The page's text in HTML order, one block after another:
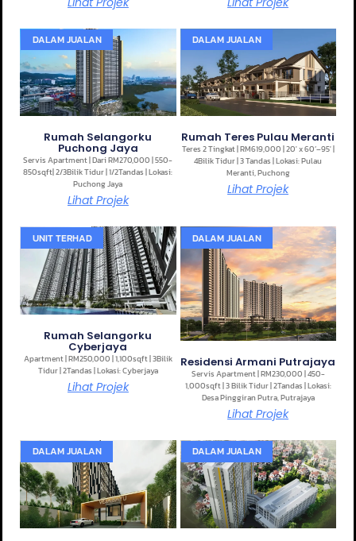
DALAM JUALAN
Rumah Selangorku
Puchong Jaya
Servis Apartment | Dari RM270,000 | 550-
850sqft| 2/3Bilik Tidur | 1/2Tandas | Lokasi:
Puchong Jaya
Lihat Projek
DALAM JUALAN
Rumah Teres Pulau Meranti
Teres 2 Tingkat | RM619,000 | 20′ x 60’–95′ |
4Bilik Tidur | 3 Tandas | Lokasi: Pulau
Meranti, Puchong
Lihat Projek
UNIT TERHAD
Rumah Selangorku
Cyberjaya
Apartment | RM250,000 | 1,100sqft | 3Bilik
Tidur | 2Tandas | Lokasi: Cyberjaya
Lihat Projek
DALAM JUALAN
Residensi Armani Putrajaya
Servis Apartment | RM230,000 | 450-
1,000sqft | 3 Bilik Tidur | 2Tandas | Lokasi:
Desa Pinggiran Putra, Putrajaya
Lihat Projek
DALAM JUALAN DALAM JUALAN